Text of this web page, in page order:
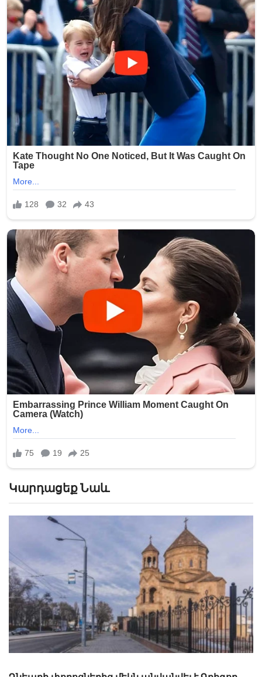
Կարդացեք Նաև
Կարդացեք այս աղոթքը ամեն առավոտ մեկ
անգամ և տեսեք, թե ինչպես կփոխվի Ձեր կյանքը.
Այս աղոթքը կանչում է Ձեր պահապան
հրեշտակին